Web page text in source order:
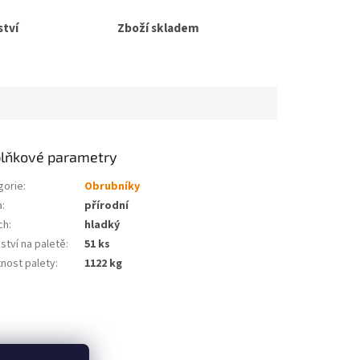
Zboží skladem
parametry
:
Obrubníky
:
přírodní
:
hladký
na paletě:
51 ks
palety: 1122 kg